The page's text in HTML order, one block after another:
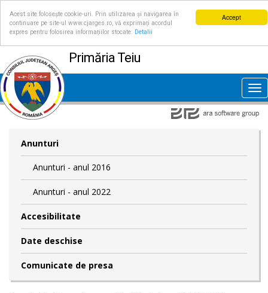
Accept
Acest site folosește cookie-uri. Prin utilizarea și navigarea în
continuare pe site-ul www.cjarges.ro, vă exprimați acordul
expres pentru folosirea informațiilor stocate.
Detalii
Primăria Teiu
Anunturi
Anunturi - anul 2016
Anunturi - anul 2022
Accesibilitate
Date deschise
Comunicate de presa